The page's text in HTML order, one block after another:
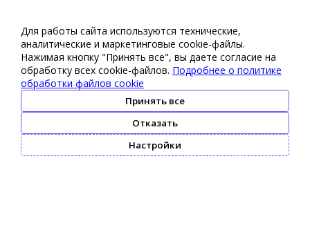
Для работы сайта используются технические,
аналитические и маркетинговые сооkіе-файлы.
Нажимая кнопку "Принять все", вы даете согласие на
обработку всех cookie-файлов. Подробнее о политике
обработки файлов cookie
Принять все
Отказать
Настройки